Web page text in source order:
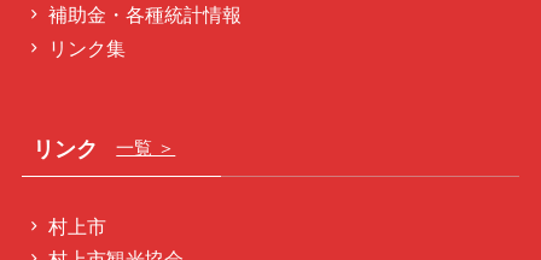
補助金・各種統計情報
リンク集
リンク
村上市
一覧 ＞